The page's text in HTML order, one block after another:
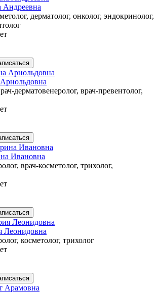
Андреевна
дерматолог, онколог, эндокринолог,
дерматовенеролог, врач-превентолог,
Ивановна
врач-косметолог, трихолог,
Леонидовна
косметолог, трихолог